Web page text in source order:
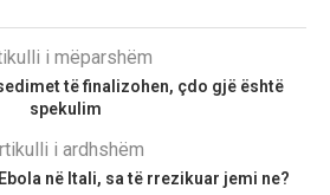
i mëparshëm
të finalizohen, çdo gjë është
spekulim
i ardhshëm
në Itali, sa të rrezikuar jemi ne?